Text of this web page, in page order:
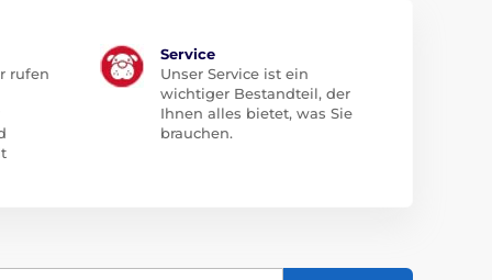
rufen
Service
Unser Service ist ein
wichtiger Bestandteil, der
Ihnen alles bietet, was Sie
brauchen.